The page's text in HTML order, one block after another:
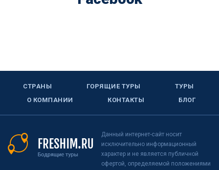
СТРАНЫ ГОРЯЩИЕ ТУРЫ
ТУРЫ
О КОМПАНИИ
КОНТАКТЫ БЛОГ
Данный интернет-сайт носит
исключительно информационный
характер и не является публичной
офертой, определяемой положениями